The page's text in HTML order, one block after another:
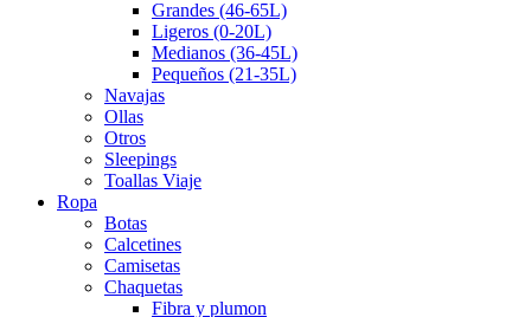
Grandes (46-65L)
Ligeros (0-20L)
Medianos (36-45L)
Pequeños (21-35L)
Navajas
Ollas
Otros
Sleepings
Toallas Viaje
Ropa
Botas
Calcetines
Camisetas
Chaquetas
Fibra y plumon